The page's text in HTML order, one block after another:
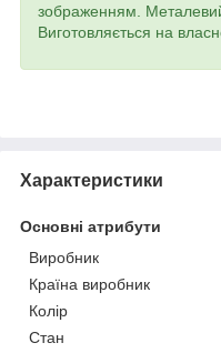
зображенням.
Виготовляється на
Характеристики
Основні атрибути
Виробник
Країна виробник
Колір
Стан